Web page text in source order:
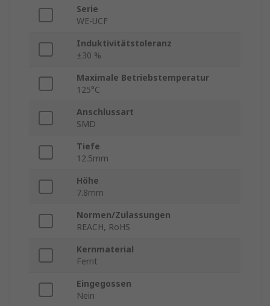
Serie
WE-UCF
Induktivitätstoleranz
±30 %
Maximale Betriebstemperatur
125°C
Anschlussart
SMD
Tiefe
12.5mm
Höhe
7.8mm
Normen/Zulassungen
REACH, RoHS
Kernmaterial
Ferrit
Eingegossen
Nein